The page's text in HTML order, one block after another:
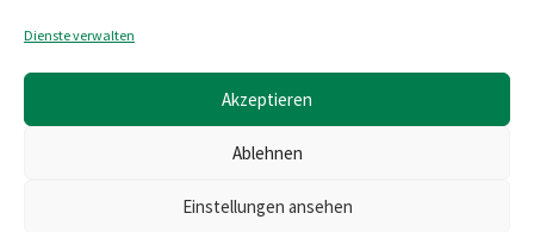
Dienste verwalten
Akzeptieren
Ablehnen
Einstellungen ansehen